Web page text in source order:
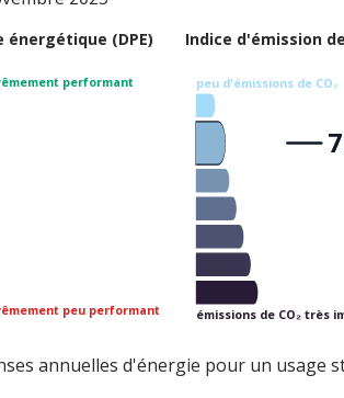
(DPE)
performant
peu performant
Indice d'émission
peu d'émissions de CO₂
émissions de CO₂ très
7
annuelles d'énergie pour un usage